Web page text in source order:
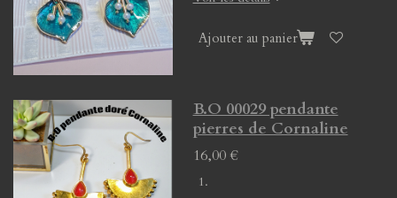
Ajouter au panier
B.O 00029 pendante
pierres de Cornaline
16,00 €